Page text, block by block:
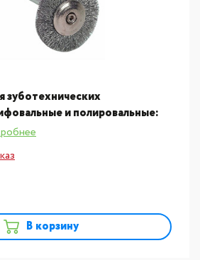
зуботехнических
и полировальные:
проволоки для
диамет?
В корзину